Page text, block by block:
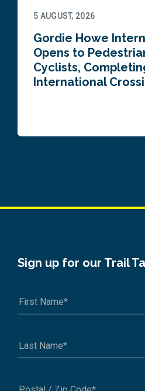
5 AUGUST, 2026
Gordie Howe
Opens to
Cyclists,
International
Sign up for our Trail